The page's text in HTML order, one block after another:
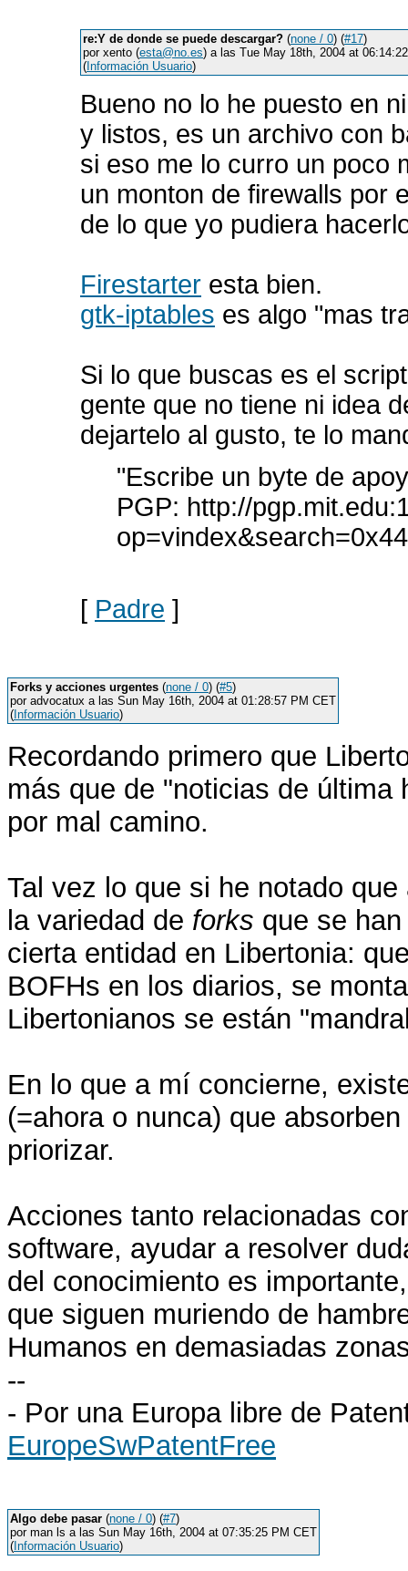
re:Y de donde se puede descargar? (none / 0) (#17)
por xento (esta@no.es) a las Tue May 18th, 2004 at
( Información Usuario)
Bueno no lo he puesto en
y listos, es un archivo con
si eso me lo curro un poco
un monton de firewalls por
de lo que yo pudiera
Firestarter esta bien.
gtk-iptables es algo "mas
Si lo que buscas es el
gente que no tiene ni idea
dejartelo al gusto, te lo
"Escribe un byte de
PGP: http://
[ Padre ]
Forks y acciones urgentes (none / 0) (#5)
por advocatux a las Sun May 16th, 2004 at 01:28:57 PM CET
( Información Usuario)
Recordando primero que
más que de "noticias de última
por mal camino.
Tal vez lo que si he notado
la variedad de forks que se
cierta entidad en Libertonia:
BOFHs en los diarios, se
Libertonianos se están
En lo que a mí concierne,
(=ahora o nunca) que
priorizar.
Acciones tanto relacionadas
software, ayudar a resolver
del conocimiento es
que siguen muriendo de
Humanos en demasiadas
--
- Por una Europa libre de
EuropeSwPatentFree
Algo debe pasar (none / 0) (#7)
por man ls a las Sun May 16th, 2004 at 07:35:25 PM CET
( Información Usuario)